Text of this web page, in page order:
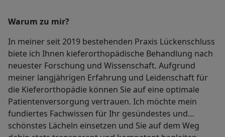
Warum zu mir?
In meiner seit 2019 bestehenden Praxis Lückenschluss
biete ich Ihnen kieferorthopädische Behandlung nach
neuester Forschung und Wissenschaft. Aufgrund
meiner langjährigen Erfahrung und Leidenschaft für
die Kieferorthopädie können Sie auf eine optimale
Patientenversorgung vertrauen. Ich möchte mein
fundiertes Fachwissen für Ihr gesündestes und
schönstes Lächeln einsetzen und Sie auf dem Weg